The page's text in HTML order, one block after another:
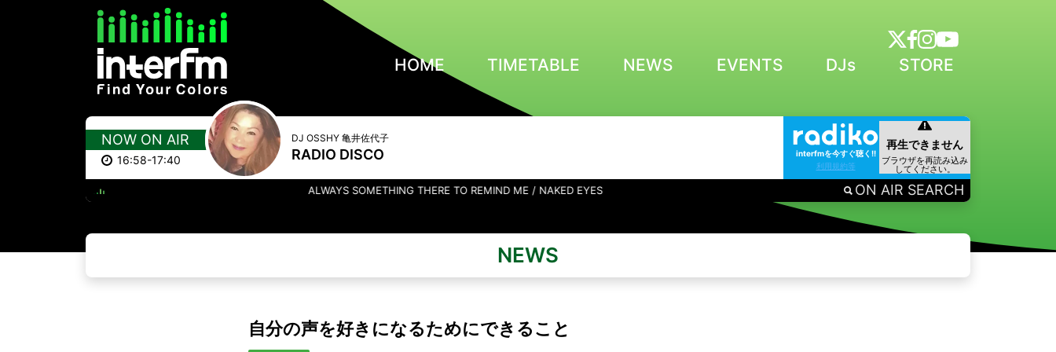
HOME TIMETABLE NEWS EVENTS DJs STORE
NOW ON AIR
16:58-17:40
DJ OSSHY 亀井佐代子
RADIO DISCO
interfmを今すぐ聴く!!
利用規約等
ALWAYS SOMETHING THERE TO REMIND ME / NAKED EYES ON AIR SEARCH
NEWS
自分の声を好きになるためにできること